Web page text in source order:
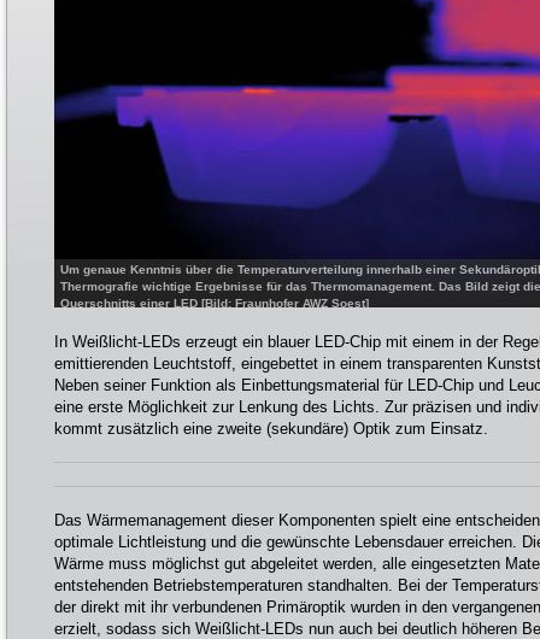
Um genaue Kenntnis über die Temperaturverteilung innerhalb einer
Thermografie wichtige Ergebnisse für das Thermomanagement. Das Bild zeigt
Querschnitts einer LED [Bild: Fraunhofer AWZ Soest]
In Weißlicht-LEDs erzeugt ein blauer LED-Chip mit einem in der
emittierenden Leuchtstoff, eingebettet in einem transparenten
Neben seiner Funktion als Einbettungsmaterial für LED-Chip und
eine erste Möglichkeit zur Lenkung des Lichts. Zur präzisen und
kommt zusätzlich eine zweite (sekundäre) Optik zum Einsatz.
Das Wärmemanagement dieser Komponenten spielt eine
optimale Lichtleistung und die gewünschte Lebensdauer erreichen.
Wärme muss möglichst gut abgeleitet werden, alle eingesetzten
entstehenden Betriebstemperaturen standhalten. Bei der
der direkt mit ihr verbundenen Primäroptik wurden in den
erzielt, sodass sich Weißlicht-LEDs nun auch bei deutlich höheren